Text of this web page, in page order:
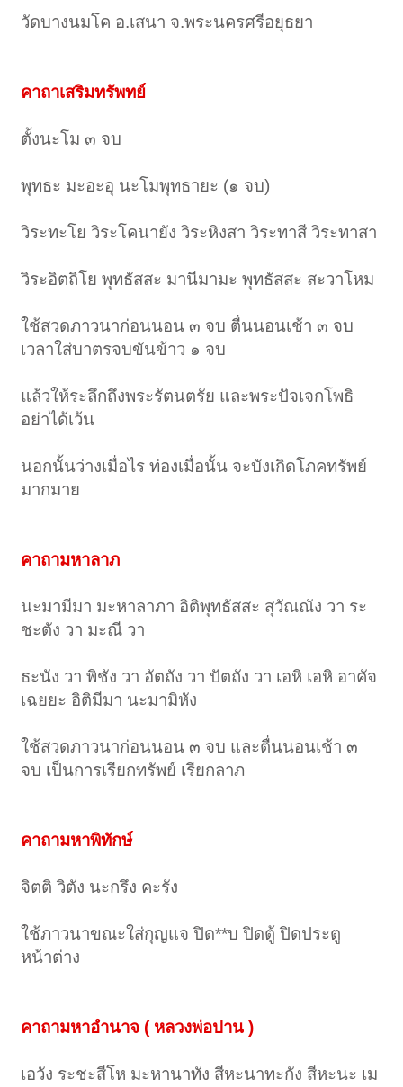
วัดบางนมโค อ.เสนา จ.พระนครศรีอยุธยา
คาถาเสริมทรัพทย์
ตั้งนะโม ๓ จบ
พุทธะ มะอะอุ นะโมพุทธายะ (๑ จบ)
วิระทะโย วิระโคนายัง วิระหิงสา วิระทาสี วิระทาสา
วิระอิตถิโย พุทธัสสะ มานีมามะ พุทธัสสะ สะวาโหม
ใช้สวดภาวนาก่อนนอน ๓ จบ ตื่นนอนเช้า ๓ จบ
เวลาใส่บาตรจบขันข้าว ๑ จบ
แล้วให้ระลึกถึงพระรัตนตรัย และพระปัจเจกโพธิ
อย่าได้เว้น
นอกนั้นว่างเมื่อไร ท่องเมื่อนั้น จะบังเกิดโภคทรัพย์
มากมาย
คาถามหาลาภ
นะมามีมา มะหาลาภา อิติพุทธัสสะ สุวัณณัง วา ระ
ชะตัง วา มะณี วา
ธะนัง วา พิชัง วา อัตถัง วา ปัตถัง วา เอหิ เอหิ อาคัจ
เฉยยะ อิติมีมา นะมามิหัง
ใช้สวดภาวนาก่อนนอน ๓ จบ และตื่นนอนเช้า ๓
จบ เป็นการเรียกทรัพย์ เรียกลาภ
คาถามหาพิทักษ์
จิตติ วิตัง นะกรึง คะรัง
ใช้ภาวนาขณะใส่กุญแจ ปิด**บ ปิดตู้ ปิดประตู
หน้าต่าง
คาถามหาอำนาจ ( หลวงพ่อปาน )
เอวัง ระชะสีโห มะหานาทัง สีหะนาทะกัง สีหะนะ เม